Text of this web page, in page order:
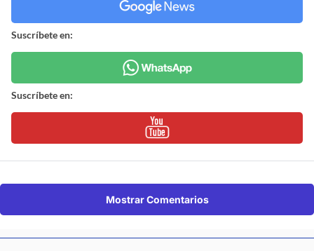
Suscríbete en:
Suscríbete en:
Mostrar Comentarios